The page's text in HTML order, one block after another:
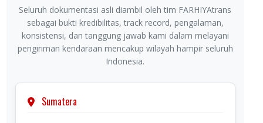
Seluruh dokumentasi asli diambil oleh tim FARHIYAtrans
sebagai bukti kredibilitas, track record, pengalaman,
konsistensi, dan tanggung jawab kami dalam melayani
pengiriman kendaraan mencakup wilayah hampir seluruh
Indonesia.
Sumatera